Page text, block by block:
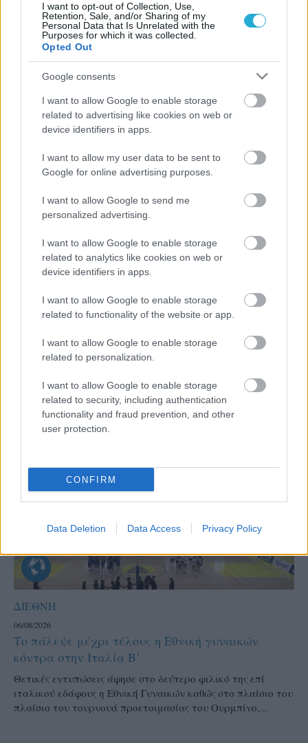
I want to opt-out of Collection, Use,
Retention, Sale, and/or Sharing of my
Personal Data that Is Unrelated with the
Purposes for which it was collected.
Opted Out
Google consents
I want to allow Google to enable storage
related to advertising like cookies on web or
device identifiers in apps.
I want to allow my user data to be sent to
Google for online advertising purposes.
I want to allow Google to send me
personalized advertising.
I want to allow Google to enable storage
related to analytics like cookies on web or
device identifiers in apps.
I want to allow Google to enable storage
related to functionality of the website or app.
I want to allow Google to enable storage
related to personalization.
I want to allow Google to enable storage
related to security, including authentication
functionality and fraud prevention, and other
user protection.
CONFIRM
Data Deletion Data Access Privacy Policy
Aκολουθήστε μας
ΔΙΕΘΝΗ
06/08/2026
Το πάλεψε μέχρι τέλους η Εθνική γυναικών
κόντρα στην Ιταλία Β’
Θετικές εντυπώσεις άφησε στο δεύτερο φιλικό της επί
ιταλικού εδάφους η Εθνική Γυναικών καθώς στο πλαίσιο του
πλαίσιο του τουρνουά προετοιμασίας του Ουρμπίνο,...